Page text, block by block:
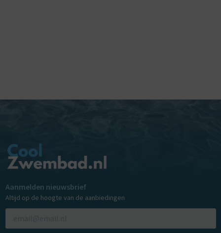
Aanmelden nieuwsbrief
Altijd op de hoogte van de aanbiedingen